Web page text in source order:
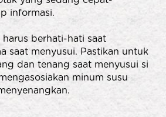
informasi.
harus berhati-hati saat
saat menyusui. Pastikan untuk
dan tenang saat menyusui si
minum susu